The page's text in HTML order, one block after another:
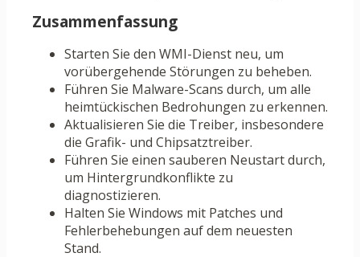
Zusammenfassung
Starten Sie den WMI-Dienst neu, um
vorübergehende Störungen zu beheben.
Führen Sie Malware-Scans durch, um alle
heimtückischen Bedrohungen zu erkennen.
Aktualisieren Sie die Treiber, insbesondere
die Grafik- und Chipsatztreiber.
Führen Sie einen sauberen Neustart durch,
um Hintergrundkonflikte zu
diagnostizieren.
Halten Sie Windows mit Patches und
Fehlerbehebungen auf dem neuesten
Stand.